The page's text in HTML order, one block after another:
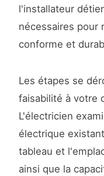
l'installateur
nécessaires pour
conforme et
Les étapes se
faisabilité à votre
L'électricien
électrique
tableau et
ainsi que la